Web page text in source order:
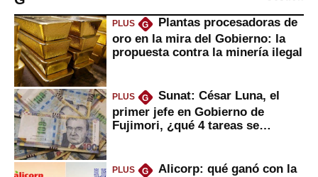
PLUS G
Plantas procesadoras de
oro en la mira del Gobierno: la
propuesta contra la minería ilegal
PLUS G
Sunat: César Luna, el
primer jefe en Gobierno de
Fujimori, ¿qué 4 tareas se
PLUS G
Alicorp: qué ganó con la